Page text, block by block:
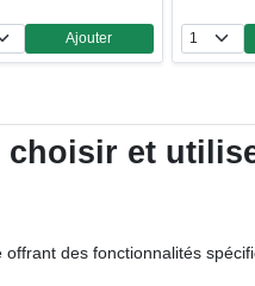
Quantité
Ajouter
choisir et
des fonctionnalités